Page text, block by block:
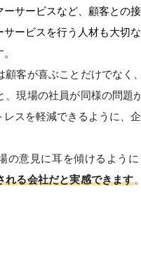
ーサービスなど、顧客との
サービスを行う人材も大切
顧客が喜ぶことだけでな
、現場の社員が同様の問
レスを軽減できるように、
の意見に耳を傾けるよう
れる会社だと実感できます